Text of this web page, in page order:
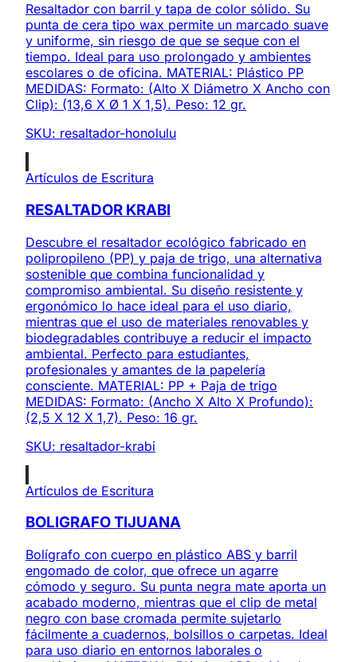
Resaltador con barril y tapa de color sólido. Su
punta de cera tipo wax permite un marcado suave
y uniforme, sin riesgo de que se seque con el
tiempo. Ideal para uso prolongado y ambientes
escolares o de oficina. MATERIAL: Plástico PP
MEDIDAS: Formato: (Alto X Diámetro X Ancho con
Clip): (13,6 X Ø 1 X 1,5). Peso: 12 gr.
SKU: resaltador-honolulu
Artículos de Escritura
RESALTADOR KRABI
Descubre el resaltador ecológico fabricado en
polipropileno (PP) y paja de trigo, una alternativa
sostenible que combina funcionalidad y
compromiso ambiental. Su diseño resistente y
ergonómico lo hace ideal para el uso diario,
mientras que el uso de materiales renovables y
biodegradables contribuye a reducir el impacto
ambiental. Perfecto para estudiantes,
profesionales y amantes de la papelería
consciente. MATERIAL: PP + Paja de trigo
MEDIDAS: Formato: (Ancho X Alto X Profundo):
(2,5 X 12 X 1,7). Peso: 16 gr.
SKU: resaltador-krabi
Artículos de Escritura
BOLIGRAFO TIJUANA
Bolígrafo con cuerpo en plástico ABS y barril
engomado de color, que ofrece un agarre
cómodo y seguro. Su punta negra mate aporta un
acabado moderno, mientras que el clip de metal
negro con base cromada permite sujetarlo
fácilmente a cuadernos, bolsillos o carpetas. Ideal
para uso diario en entornos laborales o